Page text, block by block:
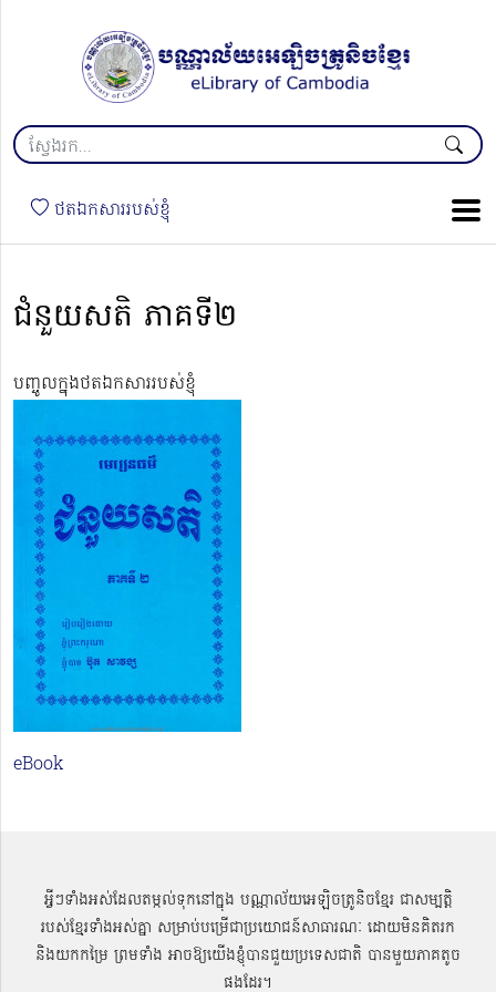
ថតឯកសាររបស់ខ្ញុំ
ជំនួយសតិ ភាគទី២
បញ្ចូលក្នុងថតឯកសាររបស់ខ្ញុំ
eBook
អ្វីៗទាំងអស់ដែលតម្កល់ទុកនៅក្នុង បណ្ណាល័យអេឡិចត្រូនិចខ្មែរ ជាសម្បតិ្ត
របស់ខ្មែរទាំងអស់គ្នា សម្រាប់បម្រើជាប្រយោជន៍សាធារណៈ ដោយមិនគិតរក
និងយកកម្រៃ ព្រមទាំង អាចឱ្យយើងខ្ញុំបានជួយប្រទេសជាតិ បានមួយភាគតូច
ផងដែរ។